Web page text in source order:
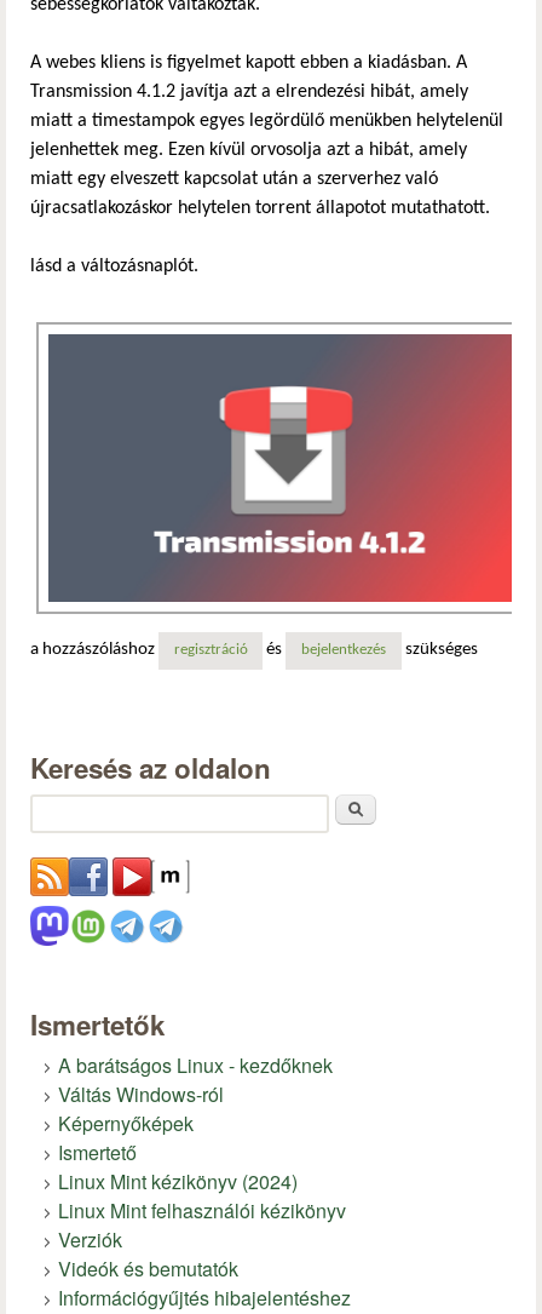
sebességkorlátok váltakoztak.
A webes kliens is figyelmet kapott ebben a kiadásban. A
Transmission 4.1.2 javítja azt a elrendezési hibát, amely
miatt a timestampok egyes legördülő menükben helytelenül
jelenhettek meg. Ezen kívül orvosolja azt a hibát, amely
miatt egy elveszett kapcsolat után a szerverhez való
újracsatlakozáskor helytelen torrent állapotot mutathatott.
lásd a változásnaplót.
a hozzászóláshoz regisztráció és bejelentkezés szükséges
Keresés az oldalon
Ismertetők
A barátságos Linux - kezdőknek
Váltás Windows-ról
Képernyőképek
Ismertető
Linux Mint kézikönyv (2024)
Linux Mint felhasználói kézikönyv
Verziók
Videók és bemutatók
Információgyűjtés hibajelentéshez